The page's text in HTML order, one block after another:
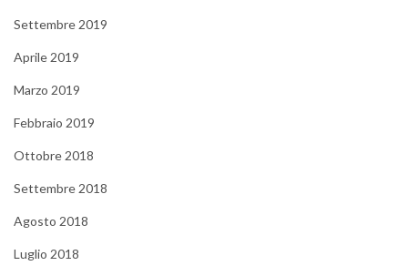
Settembre 2019
Aprile 2019
Marzo 2019
Febbraio 2019
Ottobre 2018
Settembre 2018
Agosto 2018
Luglio 2018